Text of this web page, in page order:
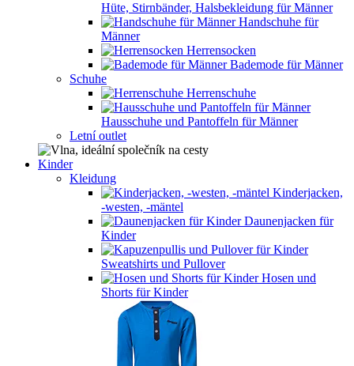
Hüte, Stirnbänder, Halsbekleidung für Männer
Handschuhe für
Männer
Herrensocken
Bademode für Männer
Schuhe
Herrenschuhe
Hausschuhe und Pantoffeln für Männer
Letní outlet
Kinder
Kleidung
Kinderjacken,
-westen, -mäntel
Daunenjacken für
Kinder
Sweatshirts und Pullover
Hosen und
Shorts für Kinder